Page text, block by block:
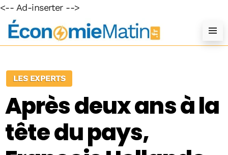
<-- Ad-inserter -->
LES EXPERTS
Après deux ans à la
tête du pays,